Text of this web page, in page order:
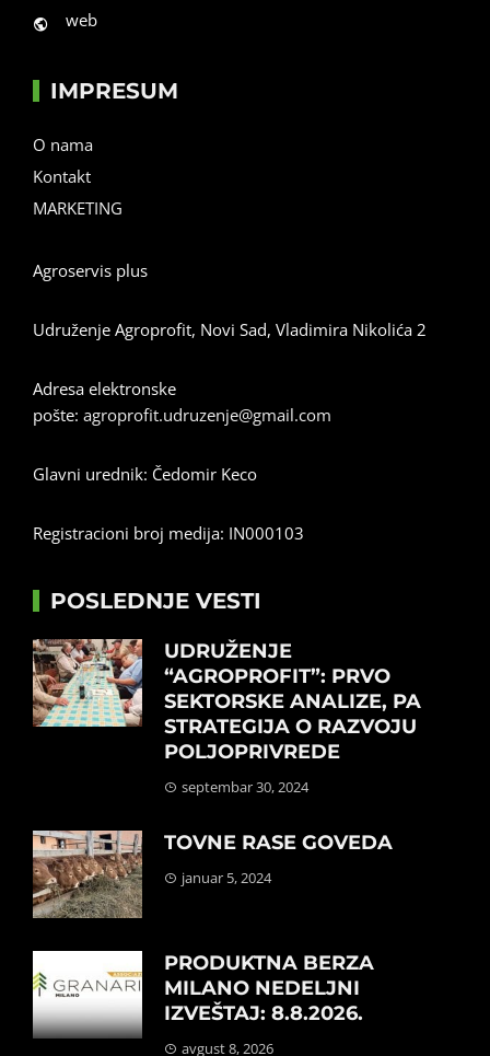
web
IMPRESUM
O nama
Kontakt
MARKETING
Agroservis plus
Udruženje Agroprofit, Novi Sad, Vladimira Nikolića 2
Adresa elektronske
pošte: agroprofit.udruzenje@gmail.com
Glavni urednik: Čedomir Keco
Registracioni broj medija: IN000103
POSLEDNJE VESTI
UDRUŽENJE
“AGROPROFIT”: PRVO
SEKTORSKE ANALIZE, PA
STRATEGIJA O RAZVOJU
POLJOPRIVREDE
septembar 30, 2024
TOVNE RASE GOVEDA
januar 5, 2024
PRODUKTNA BERZA
MILANO NEDELJNI
IZVEŠTAJ: 8.8.2026.
avgust 8, 2026